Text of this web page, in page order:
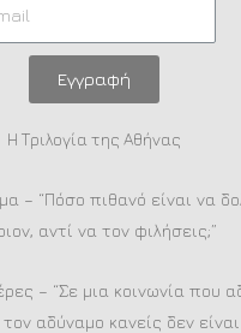
Εγγραφή
Η Τριλογία της Αθήνας
– “Πόσο πιθανό είναι να
αντί να τον φιλήσεις;”
– “Σε μια κοινωνία που
αδύναμο κανείς δεν